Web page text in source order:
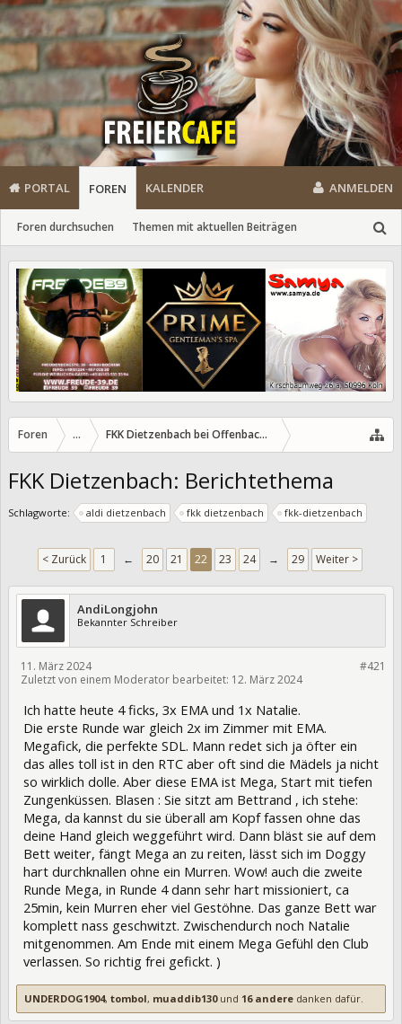
PORTAL FOREN
Foren durchsuchen Themen mit aktuellen Beiträgen
KALENDER ANMELDEN
Foren ... FKK Dietzenbach bei Offenbach/Hessen
FKK Dietzenbach: Berichtethema
Schlagworte: aldi dietzenbach fkk dietzenbach fkk-dietzenbach
< Zurück 1 ← 20 21 22 23 24 → 29 Weiter >
AndiLongjohn
Bekannter Schreiber
#421
11. März 2024
Zuletzt von einem Moderator bearbeitet: 12. März 2024
Ich hatte heute 4 ficks, 3x EMA und 1x Natalie.
Die erste Runde war gleich 2x im Zimmer mit EMA.
Megafick, die perfekte SDL. Mann redet sich ja öfter ein
das alles toll ist in den RTC aber oft sind die Mädels ja nicht
so wirklich dolle. Aber diese EMA ist Mega, Start mit tiefen
Zungenküssen. Blasen : Sie sitzt am Bettrand , ich stehe:
Mega, da kannst du sie überall am Kopf fassen ohne das
deine Hand gleich weggeführt wird. Dann bläst sie auf dem
Bett weiter, fängt Mega an zu reiten, lässt sich im Doggy
hart durchknallen ohne ein Murren. Wow! auch die zweite
Runde Mega, in Runde 4 dann sehr hart missioniert, ca
25min, kein Murren eher viel Gestöhne. Das ganze Bett war
komplett nass geschwitzt. Zwischendurch noch Natalie
mitgenommen. Am Ende mit einem Mega Gefühl den Club
verlassen. So richtig frei gefickt. )
UNDERDOG1904, tombol, muaddib130und 16 andere danken dafür.